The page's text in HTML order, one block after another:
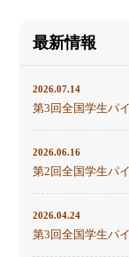
最新情報
2026.07.14
第3回全国学生パ
2026.06.16
第2回全国学生パ
2026.04.24
第3回全国学生パ